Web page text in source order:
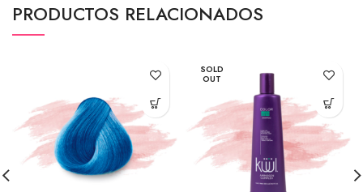
PRODUCTOS RELACIONADOS
SOLD
OUT